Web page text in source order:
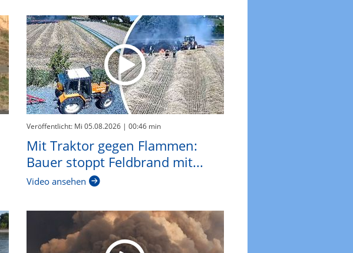
Veröffentlicht: Mi 05.08.2026| 00:46 min
Mit Traktor gegen Flammen:
Bauer stoppt Feldbrand mit...
Video ansehen